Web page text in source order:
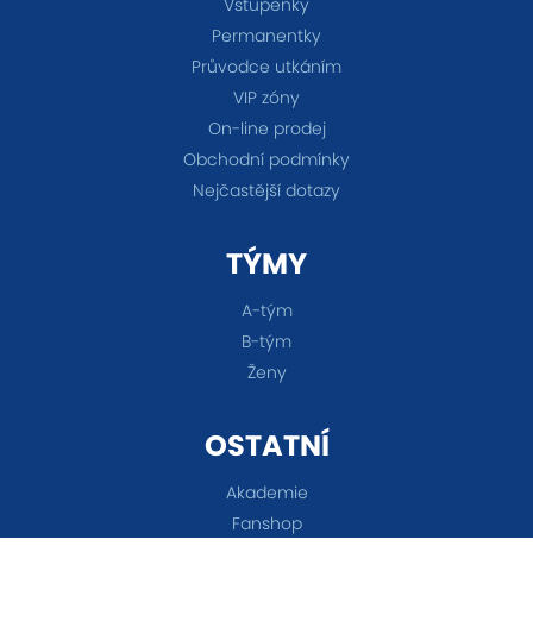
Permanentky
Průvodce utkáním
VIP zóny
On-line prodej
Obchodní podmínky
Nejčastější dotazy
TÝMY
A-tým
B-tým
Ženy
OSTATNÍ
Akademie
Fanshop